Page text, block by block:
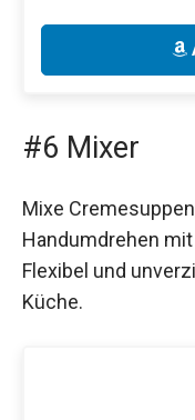
#6 Mixer
Mixe
Handumdrehen
Flexibel und
Küche.